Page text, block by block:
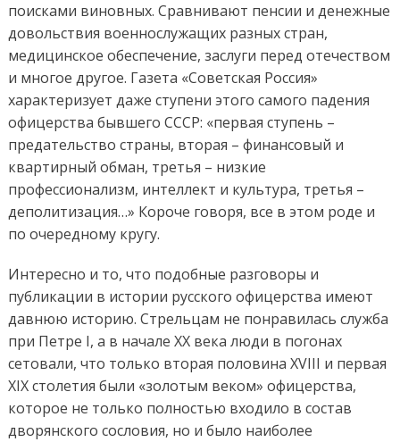
поисками виновных. Сравнивают пенсии и денежные
довольствия военнослужащих разных стран,
медицинское обеспечение, заслуги перед отечеством
и многое другое. Газета «Советская Россия»
характеризует даже ступени этого самого падения
офицерства бывшего СССР: «первая ступень –
предательство страны, вторая – финансовый и
квартирный обман, третья – низкие
профессионализм, интеллект и культура, третья –
деполитизация…» Короче говоря, все в этом роде и
по очередному кругу.
Интересно и то, что подобные разговоры и
публикации в истории русского офицерства имеют
давнюю историю. Стрельцам не понравилась служба
при Петре I, а в начале ХХ века люди в погонах
сетовали, что только вторая половина XVIII и первая
XIX столетия были «золотым веком» офицерства,
которое не только полностью входило в состав
дворянского сословия, но и было наиболее